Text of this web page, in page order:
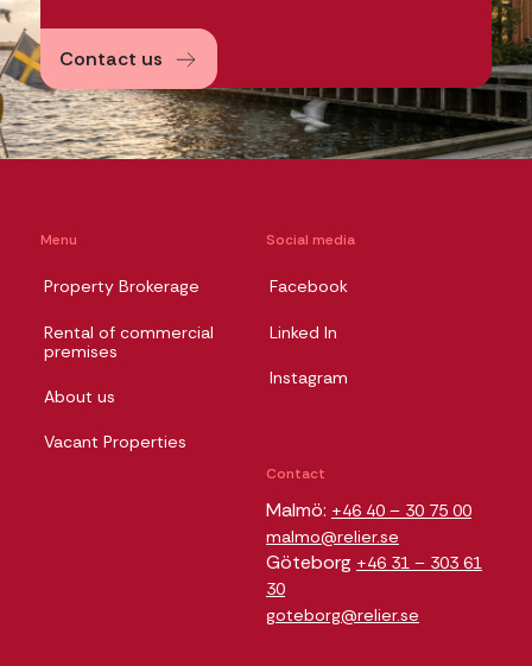
Contact us
Menu
Property Brokerage
Rental of commercial
premises
About us
Vacant Properties
Social media
Facebook
Linked In
Instagram
Contact
Malmö: +46 40 – 30 75 00
malmo@relier.se
Göteborg +46 31 – 303 61
30
goteborg@relier.se